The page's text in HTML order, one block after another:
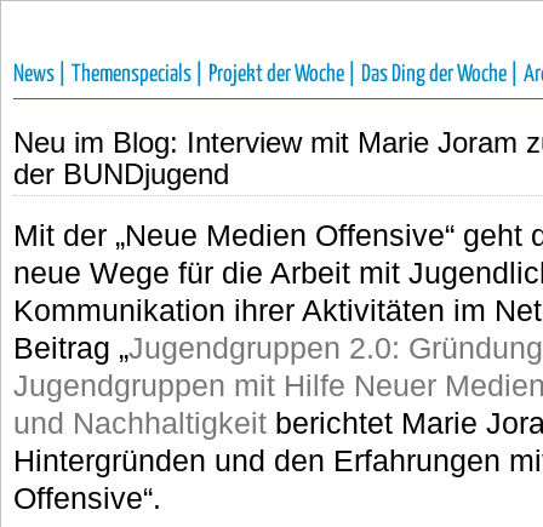
News | Themenspecials | Projekt der Woche | Das Ding der Woche |
Neu im Blog: Interview mit Marie Joram
der BUNDjugend
Mit der „Neue Medien Offensive“ geht
neue Wege für die Arbeit mit
Kommunikation ihrer Aktivitäten im
Beitrag „Jugendgruppen 2.0:
Jugendgruppen mit Hilfe Neuer
und Nachhaltigkeit berichtet Marie
Hintergründen und den Erfahrungen
Offensive“.